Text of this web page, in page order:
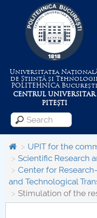
Universitatea
de Știință și
POLITEHNICABucurești
CENTRUL UNIVERSITAR
PITEȘTI
Menu
About the University
Centrul de
UPIT for the
Scientific Research
Center for
and Technological
Stimulation of the